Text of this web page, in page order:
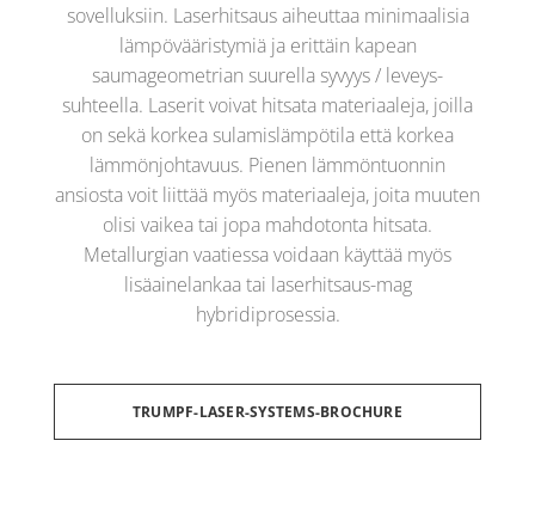
sovelluksiin. Laserhitsaus aiheuttaa minimaalisia
lämpövääristymiä ja erittäin kapean
saumageometrian suurella syvyys / leveys-
suhteella. Laserit voivat hitsata materiaaleja, joilla
on sekä korkea sulamislämpötila että korkea
lämmönjohtavuus. Pienen lämmöntuonnin
ansiosta voit liittää myös materiaaleja, joita muuten
olisi vaikea tai jopa mahdotonta hitsata.
Metallurgian vaatiessa voidaan käyttää myös
lisäainelankaa tai laserhitsaus-mag
hybridiprosessia.
TRUMPF-LASER-SYSTEMS-BROCHURE